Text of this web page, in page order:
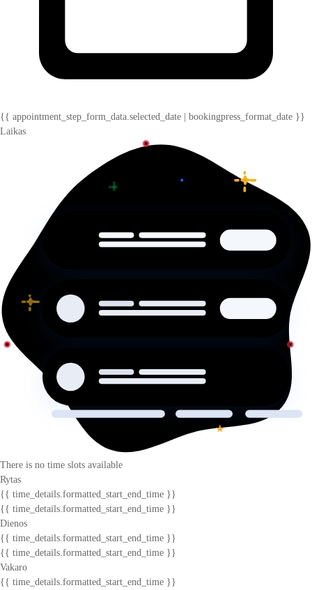
{{ appointment_step_form_data.selected_date | bookingpress_format_date }}
Laikas
There is no time slots available
Rytas
{{ time_details.formatted_start_end_time }}
{{ time_details.formatted_start_end_time }}
Dienos
{{ time_details.formatted_start_end_time }}
{{ time_details.formatted_start_end_time }}
Vakaro
{{ time_details.formatted_start_end_time }}